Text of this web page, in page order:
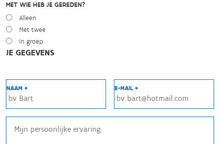
MET WIE HEB JE GEREDEN?
Alleen
Met twee
In groep
JE GEGEVENS
NAAM * E-MAIL *